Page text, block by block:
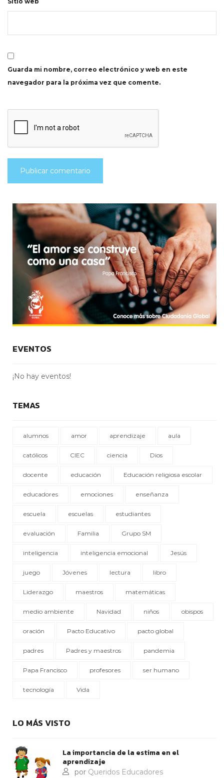
Guarda mi nombre, correo electrónico y web en este
navegador para la próxima vez que comente.
EVENTOS
¡No hay eventos!
TEMAS
alumnos amor aprendizaje aula
católicos CIEC ciencia Dios
docente educación Educación religiosa escolar
educadores emociones enseñanza
escuela escuelas estudiantes
evaluación Familia Grupo SM
inteligencia inteligencia emocional Jesús
juego Jóvenes lectura libro
Liderazgo maestros matemáticas
medio ambiente Navidad niños obispos
oración Pacto Educativo pacto global
padres Padres y maestros pandemia
Papa Francisco profesores ser humano
tecnología Vida
LO MÁS VISTO
La importancia de la estima en el
aprendizaje
por Queridos Educadores